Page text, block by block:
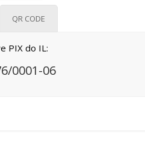
QR CODE
PIX do IL:
0001-06